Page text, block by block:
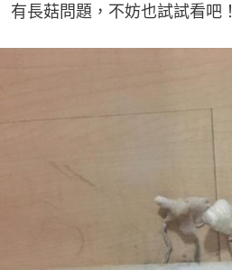
有長菇問題，不妨也試試看吧！